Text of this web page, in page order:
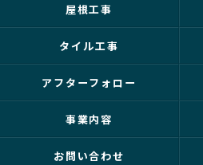
屋根工事
タイル工事
アフターフォロー
事業内容
お問い合わせ